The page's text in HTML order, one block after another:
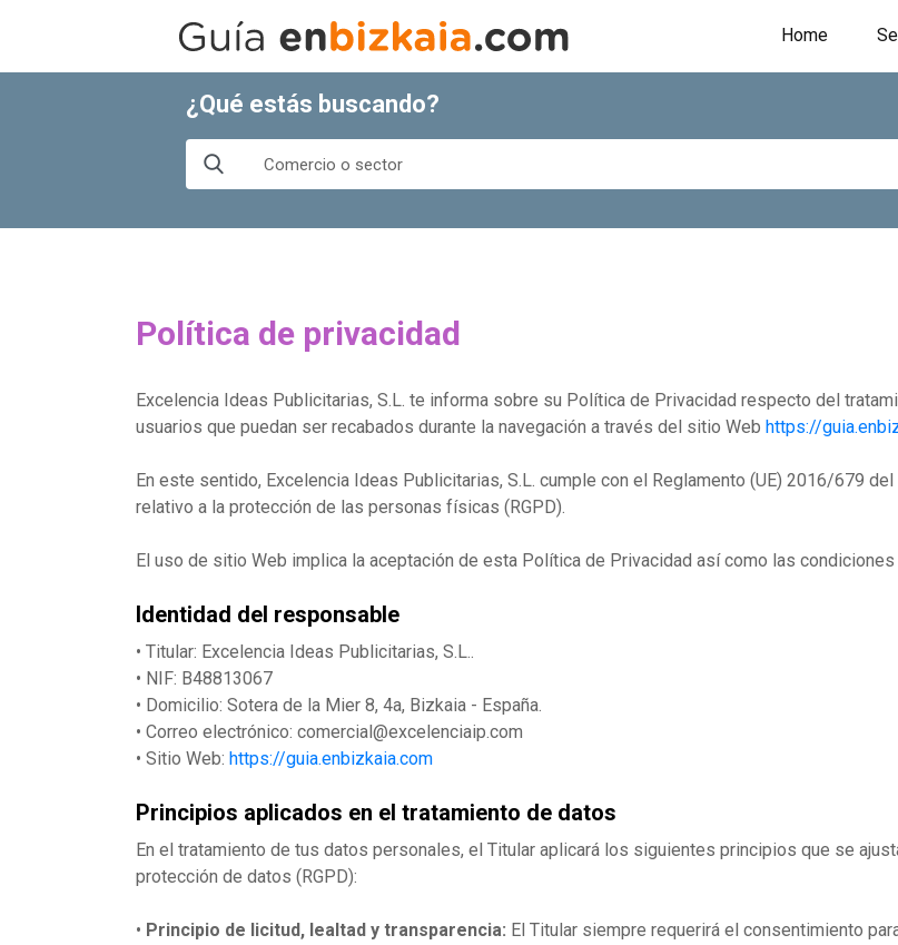
Home
¿Qué estás buscando?
Política de privacidad
Excelencia Ideas Publicitarias, S.L. te informa sobre su Política de Privacidad respecto del
usuarios que puedan ser recabados durante la navegación a través del sitio Web https://
En este sentido, Excelencia Ideas Publicitarias, S.L. cumple con el Reglamento (UE) 2016/679
relativo a la protección de las personas físicas (RGPD).
El uso de sitio Web implica la aceptación de esta Política de Privacidad así como las
Identidad del responsable
• Titular: Excelencia Ideas Publicitarias, S.L..
• NIF: B48813067
• Domicilio: Sotera de la Mier 8, 4a, Bizkaia - España.
• Correo electrónico: comercial@excelenciaip.com
• Sitio Web: https://guia.enbizkaia.com
Principios aplicados en el tratamiento de datos
En el tratamiento de tus datos personales, el Titular aplicará los siguientes principios que se
protección de datos (RGPD):
• Principio de licitud, lealtad y transparencia: El Titular siempre requerirá el consentimiento